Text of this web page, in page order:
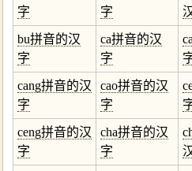
字
字
bu拼音的汉
字
ca拼音的汉
字
cang拼音的汉
字
cao拼音的汉
字
ceng拼音的汉
字
cha拼音的汉
字